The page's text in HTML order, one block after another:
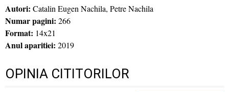
Autori: Catalin Eugen Nachila, Petre Nachila
Numar pagini: 266
Format: 14x21
Anul aparitiei: 2019
OPINIA CITITORILOR